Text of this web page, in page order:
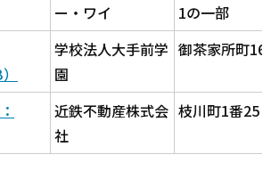
ー・ワイ
1の一部
学校法人大手前学
園
御茶家所町16
近鉄不動産株式会
社
枝川町1番25